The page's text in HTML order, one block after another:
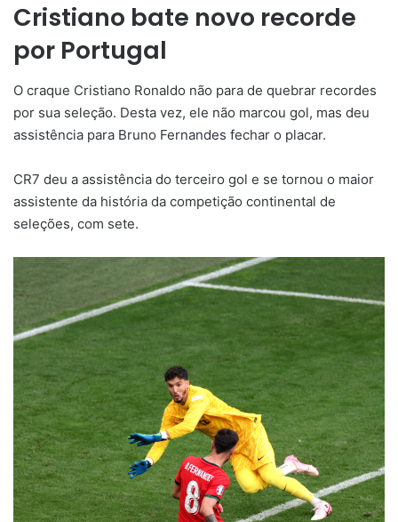
Cristiano bate novo recorde
por Portugal
O craque Cristiano Ronaldo não para de quebrar recordes
por sua seleção. Desta vez, ele não marcou gol, mas deu
assistência para Bruno Fernandes fechar o placar.
CR7 deu a assistência do terceiro gol e se tornou o maior
assistente da história da competição continental de
seleções, com sete.